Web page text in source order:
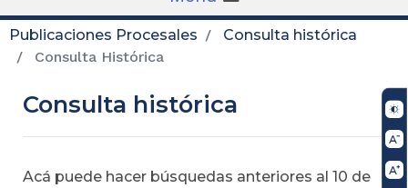
Publicaciones Procesales
Consulta histórica
Consulta Histórica
Consulta histórica
Acá puede hacer búsquedas anteriores al 10 de